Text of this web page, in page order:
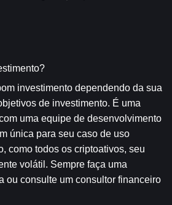
investimento dependendo da sua
de investimento. É uma
uma equipe de desenvolvimento
única para seu caso de uso
como todos os criptoativos, seu
volátil. Sempre faça uma
ou consulte um consultor financeiro